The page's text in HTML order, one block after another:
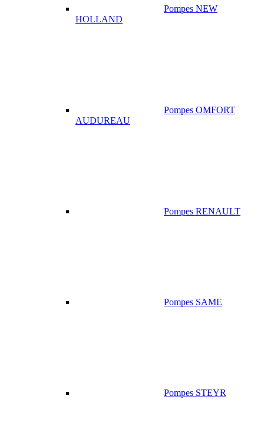
Pompes NEW
HOLLAND
Pompes OMFORT
AUDUREAU
Pompes RENAULT
Pompes SAME
Pompes STEYR